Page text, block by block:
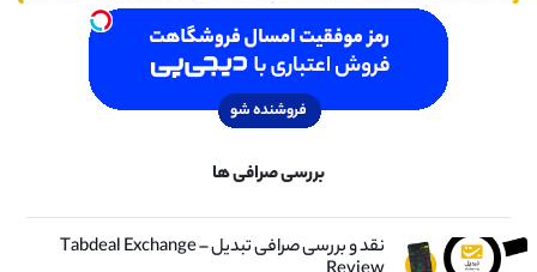
بررسی صرافی ها
نقد و بررسی صرافی تبدیل – Tabdeal Exchange